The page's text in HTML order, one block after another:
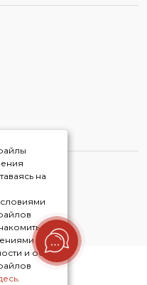
на
о
и об
.
2026